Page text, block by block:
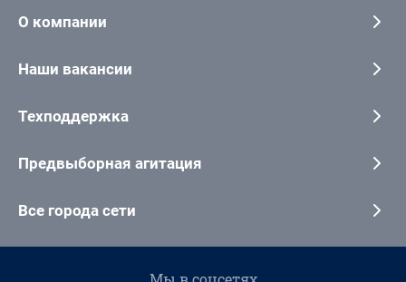
О компании
Наши вакансии
Техподдержка
Предвыборная агитация
Все города сети